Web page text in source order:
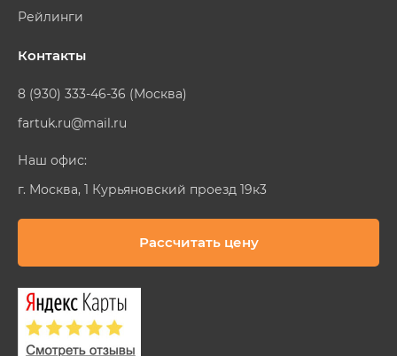
Рейлинги
Контакты
8 (930) 333-46-36 (Москва)
fartuk.ru@mail.ru
Наш офис:
г. Москва, 1 Курьяновский проезд 19к3
Рассчитать цену